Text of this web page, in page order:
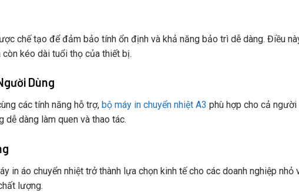
chế tạo để đảm bảo tính ổn định và khả năng bảo trì dễ dàng. Điều
kéo dài tuổi thọ của thiết bị.
Dùng
các tính năng hỗ trợ, bộ máy in chuyển nhiệt A3 phù hợp cho cả
dễ dàng làm quen và thao tác.
in áo chuyển nhiệt trở thành lựa chọn kinh tế cho các doanh nghiệp nhỏ
lượng.